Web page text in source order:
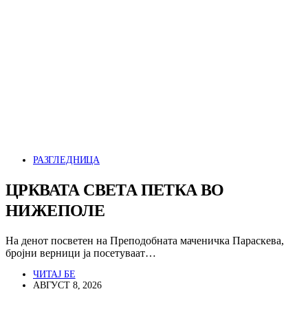
РАЗГЛЕДНИЦА
ЦРКВАТА СВЕТА ПЕТКА ВО
НИЖЕПОЛЕ
На денот посветен на Преподобната маченичка Параскева,
бројни верници ја посетуваат…
ЧИТАЈ БЕ
АВГУСТ 8, 2026